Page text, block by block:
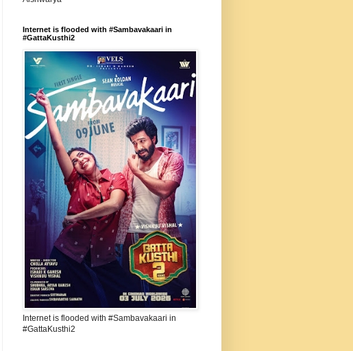
Internet is flooded with #Sambavakaari in
#GattaKusthi2
Internet is flooded with #Sambavakaari in
#GattaKusthi2